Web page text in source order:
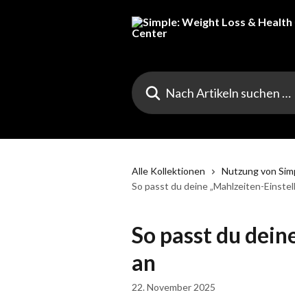
Nach Artikeln suchen …
Alle Kollektionen Nutzung von
So passt du deine „Mahlzeiten-
So passt du
an
22. November 2025